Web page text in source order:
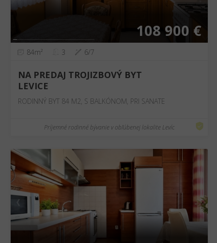
108 900 €
84m² 3 6/7
NA PREDAJ TROJIZBOVÝ BYT
LEVICE
RODINNÝ BYT 84 M2, S BALKÓNOM, PRI SANATE
Príjemné rodinné bývanie v obľúbenej lokalite Levíc
❮ ❯